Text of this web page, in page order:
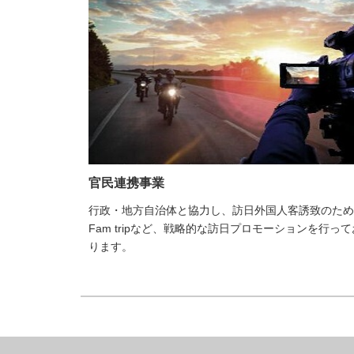
官民連携事業
行政・地方自治体と協力し、訪日外国人客誘致のた
Fam tripなど、戦略的な訪日プロモーションを行って
ります。